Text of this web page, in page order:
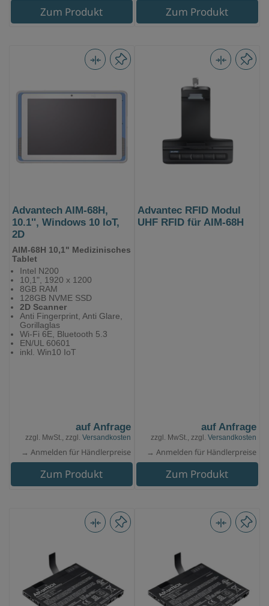
Zum Produkt Zum Produkt
Advantech AIM-68H,
10.1'', Windows 10 IoT,
2D
AIM-68H 10,1" Medizinisches
Tablet
Intel N200
10,1", 1920 x 1200
8GB RAM
128GB NVME SSD
2D Scanner
Anti Fingerprint, Anti Glare,
Gorillaglas
Wi-Fi 6E, Bluetooth 5.3
EN/UL 60601
inkl. Win10 IoT
auf Anfrage
zzgl. MwSt., zzgl. Versandkosten
→ Anmelden für Händlerpreise
Zum Produkt
Advantec RFID Modul
UHF RFID für AIM-68H
auf Anfrage
zzgl. MwSt., zzgl. Versandkosten
→ Anmelden für Händlerpreise
Zum Produkt